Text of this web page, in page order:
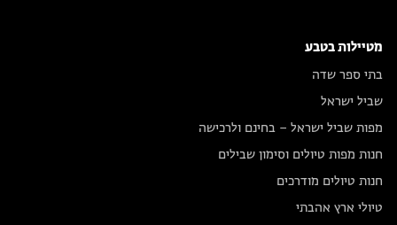
מטיילות בטבע
בתי ספר שדה
שביל ישראל
מפות שביל ישראל – בחינם ולרכישה
חנות מפות טיולים וסימון שבילים
חנות טיולים מודרכים
טיולי ארץ אהבתי